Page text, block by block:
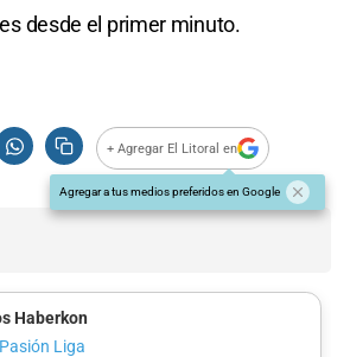
desde el primer minuto.
+ Agregar El Litoral en
Agregar a tus medios preferidos en Google
Haberkon
Liga